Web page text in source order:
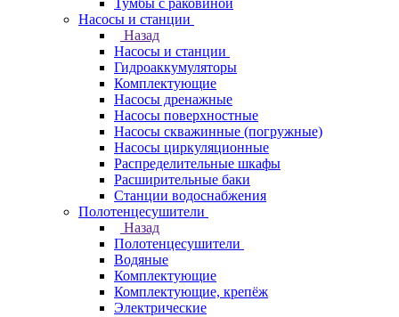
Тумбы с раковиной
Насосы и станции
Назад
Насосы и станции
Гидроаккумуляторы
Комплектующие
Насосы дренажные
Насосы поверхностные
Насосы скважинные (погружные)
Насосы циркуляционные
Распределительные шкафы
Расширительные баки
Станции водоснабжения
Полотенцесушители
Назад
Полотенцесушители
Водяные
Комплектующие
Комплектующие, крепёж
Электрические